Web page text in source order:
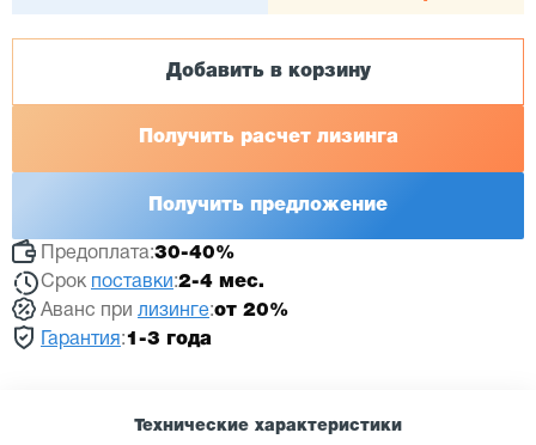
Добавить в корзину
Получить расчет лизинга
Получить предложение
Предоплата:30-40%
Срок поставки :2-4 мес.
Аванс при лизинге:от 20%
Гарантия :1-3 года
Технические характеристики